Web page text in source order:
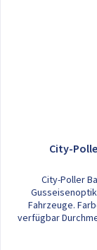
City-
City-Poller
Fahrzeuge.
verfügbar
Montage: